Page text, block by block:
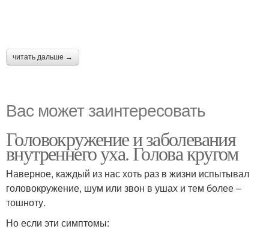
читать дальше →
Вас может заинтересовать
Головокружение и заболевания
внутреннего уха. Голова кругом
Наверное, каждый из нас хоть раз в жизни испытывал
головокружение, шум или звон в ушах и тем более –
тошноту.
Но если эти симптомы: